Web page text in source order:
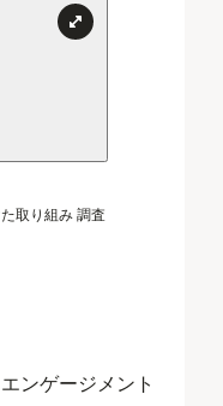
取り組み 調査
ンゲージメント